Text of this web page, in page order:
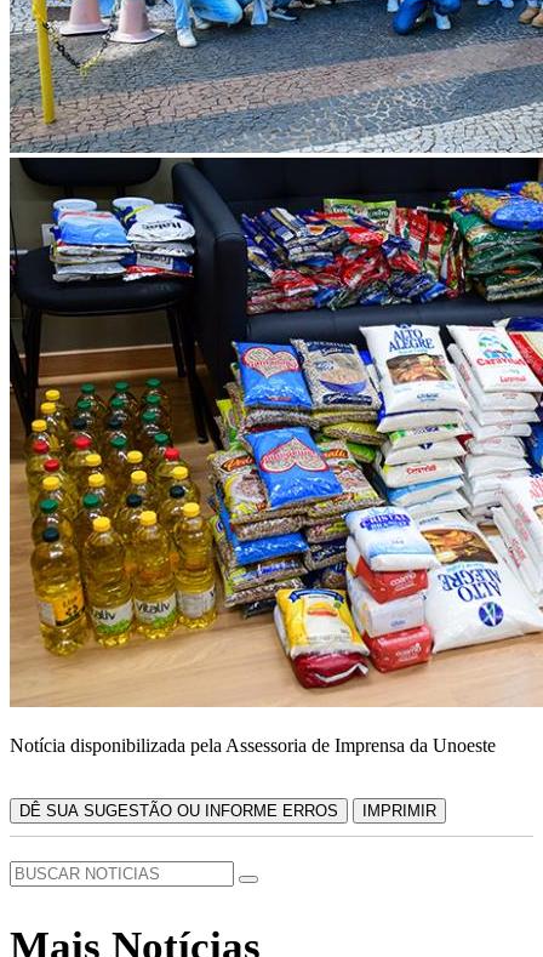
Notícia disponibilizada pela Assessoria de Imprensa da Unoeste
DÊ SUA SUGESTÃO OU INFORME ERROS IMPRIMIR
Mais Notícias